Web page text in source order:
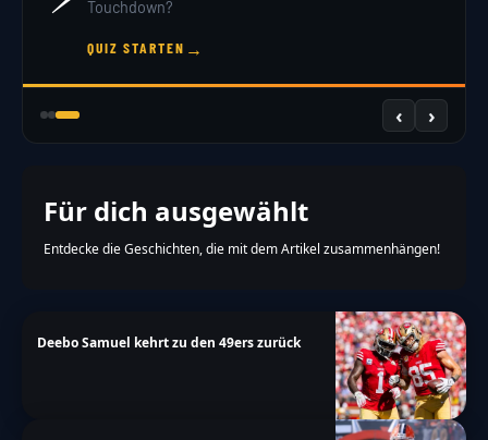
Touchdown?
QUIZ STARTEN →
‹ ›
Für dich ausgewählt
Entdecke die Geschichten, die mit dem Artikel zusammenhängen!
Deebo Samuel kehrt zu den 49ers zurück